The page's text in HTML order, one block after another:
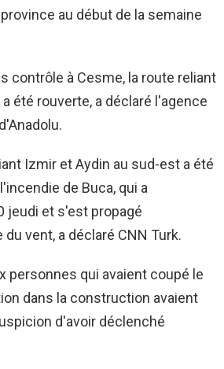
au début de la semaine
contrôle à Cesme, la route reliant
été rouverte, a déclaré l'agence
Izmir et Aydin au sud-est a été
de Buca, qui a
jeudi et s'est propagé
vent, a déclaré CNN Turk.
personnes qui avaient coupé le
dans la construction avaient
d'avoir déclenché